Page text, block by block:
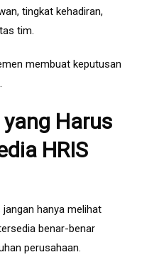
tingkat kehadiran,
tim.
membuat keputusan
Harus
HRIS
hanya melihat
benar-benar
perusahaan.